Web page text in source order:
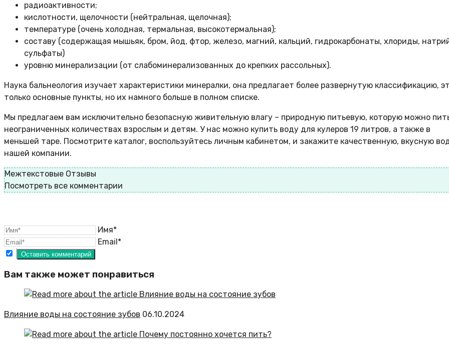
радиоактивности;
кислотности, щелочности (нейтральная, щелочная);
температуре (очень холодная, термальная, высокотермальная);
составу (содержащая мышьяк, бром, йод, фтор, железо, магний, кальций, гидрокарбонаты, хлориды,
сульфаты)
уровню минерализации (от слабоминерализованных до крепких рассольных).
Наука бальнеология изучает характеристики минералки, она предлагает более развернутую классификацию,
только основные пункты, но их намного больше в полном списке.
Мы предлагаем вам исключительно безопасную живительную влагу – природную питьевую, которую можно
неограниченных количествах взрослым и детям. У нас можно купить воду для кулеров 19 литров, а также в
меньшей таре. Посмотрите каталог, воспользуйтесь личным кабинетом, и закажите качественную, вкусную
нашей компании.
Межтекстовые Отзывы
Посмотреть все комментарии
Имя*
Email*
Вам также может понравиться
Влияние воды на состояние зубов 06.10.2024